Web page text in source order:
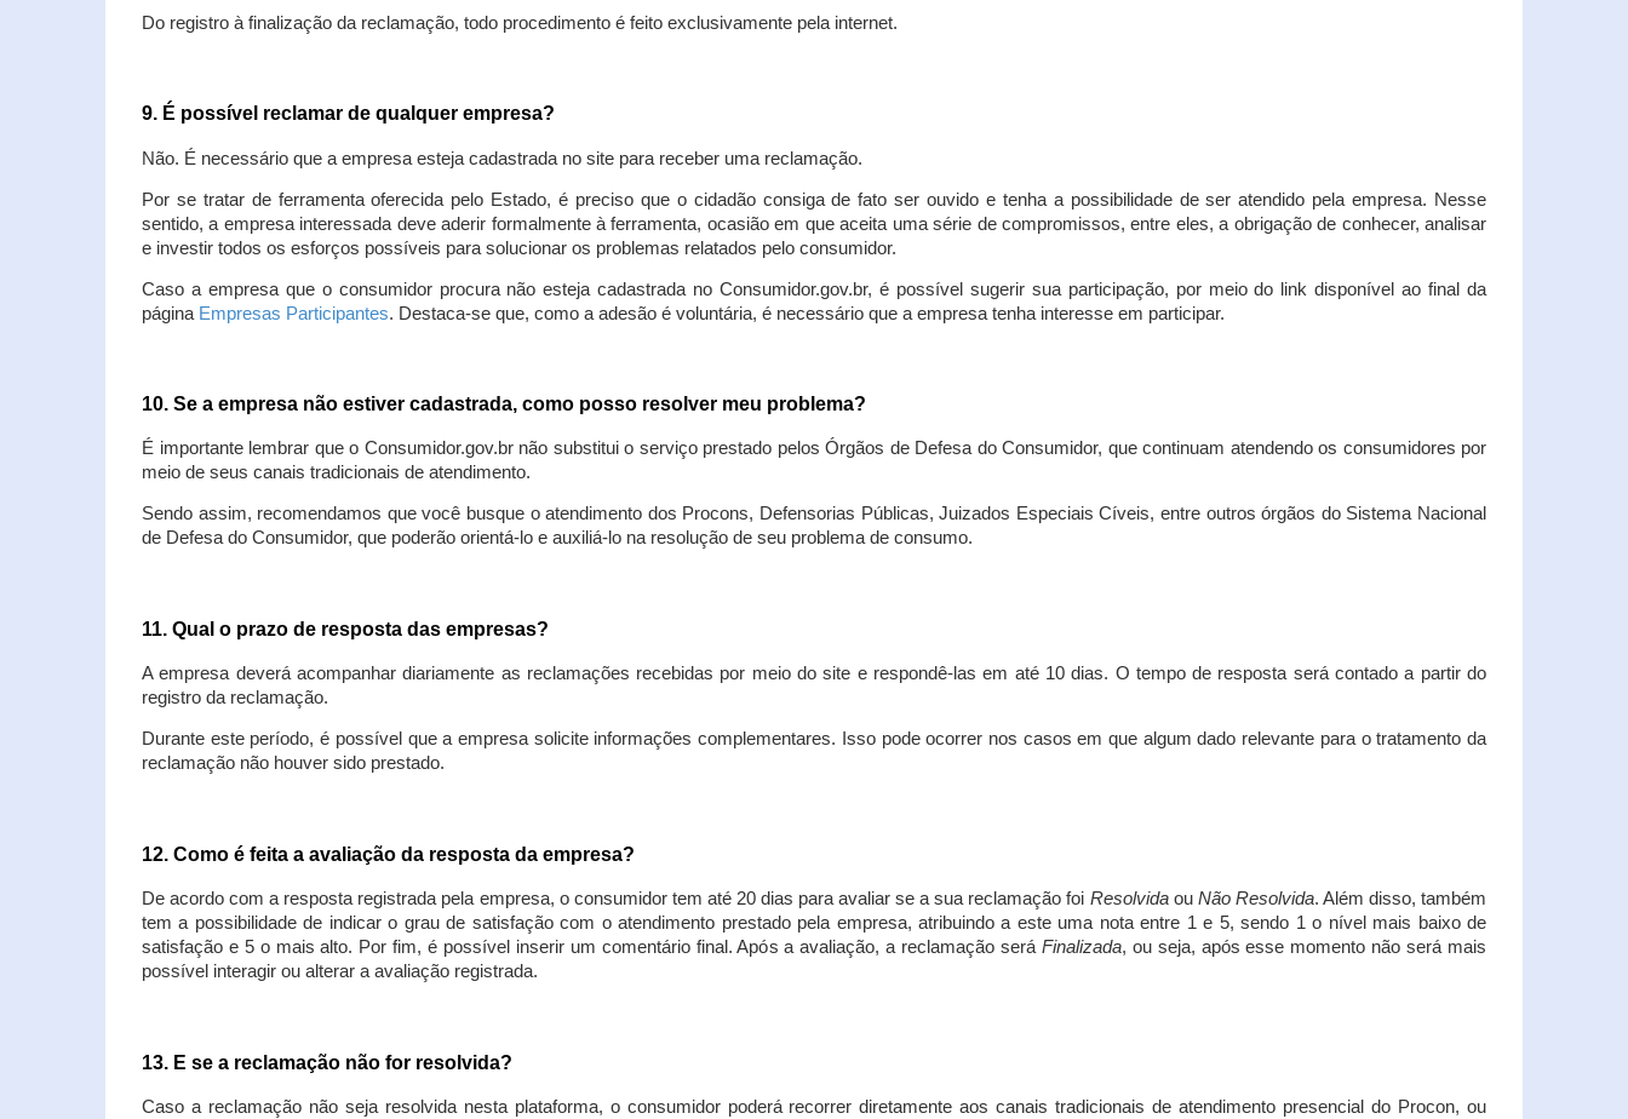
Do registro à finalização da reclamação, todo procedimento é feito exclusivamente pela internet.
9. É possível reclamar de qualquer empresa?
Não. É necessário que a empresa esteja cadastrada no site para receber uma reclamação.
Por se tratar de ferramenta oferecida pelo Estado, é preciso que o cidadão consiga de fato ser ouvido e tenha a possibilidade de ser atendido pela empresa. Nesse
sentido, a empresa interessada deve aderir formalmente à ferramenta, ocasião em que aceita uma série de compromissos, entre eles, a obrigação de conhecer, analisar
e investir todos os esforços possíveis para solucionar os problemas relatados pelo consumidor.
Caso a empresa que o consumidor procura não esteja cadastrada no Consumidor.gov.br, é possível sugerir sua participação, por meio do link disponível ao final da
página Empresas Participantes. Destaca-se que, como a adesão é voluntária, é necessário que a empresa tenha interesse em participar.
10. Se a empresa não estiver cadastrada, como posso resolver meu problema?
É importante lembrar que o Consumidor.gov.br não substitui o serviço prestado pelos Órgãos de Defesa do Consumidor, que continuam atendendo os consumidores por
meio de seus canais tradicionais de atendimento.
Sendo assim, recomendamos que você busque o atendimento dos Procons, Defensorias Públicas, Juizados Especiais Cíveis, entre outros órgãos do Sistema Nacional
de Defesa do Consumidor, que poderão orientá-lo e auxiliá-lo na resolução de seu problema de consumo.
11. Qual o prazo de resposta das empresas?
A empresa deverá acompanhar diariamente as reclamações recebidas por meio do site e respondê-las em até 10 dias. O tempo de resposta será contado a partir do
registro da reclamação.
Durante este período, é possível que a empresa solicite informações complementares. Isso pode ocorrer nos casos em que algum dado relevante para o tratamento da
reclamação não houver sido prestado.
12. Como é feita a avaliação da resposta da empresa?
De acordo com a resposta registrada pela empresa, o consumidor tem até 20 dias para avaliar se a sua reclamação foi Resolvidaou Não Resolvida. Além disso, também
tem a possibilidade de indicar o grau de satisfação com o atendimento prestado pela empresa, atribuindo a este uma nota entre 1 e 5, sendo 1 o nível mais baixo de
satisfação e 5 o mais alto. Por fim, é possível inserir um comentário final. Após a avaliação, a reclamação será Finalizada, ou seja, após esse momento não será mais
possível interagir ou alterar a avaliação registrada.
13. E se a reclamação não for resolvida?
Caso a reclamação não seja resolvida nesta plataforma, o consumidor poderá recorrer diretamente aos canais tradicionais de atendimento presencial do Procon, ou